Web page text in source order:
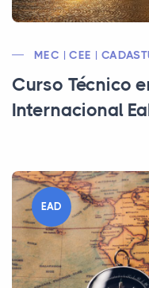
MEC | CEE |
Curso Técnico
Internacional
EAD